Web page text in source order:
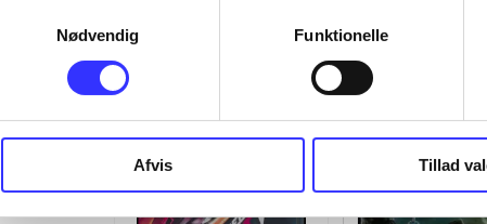
Nødvendig
Funktionelle
Afvis Tillad